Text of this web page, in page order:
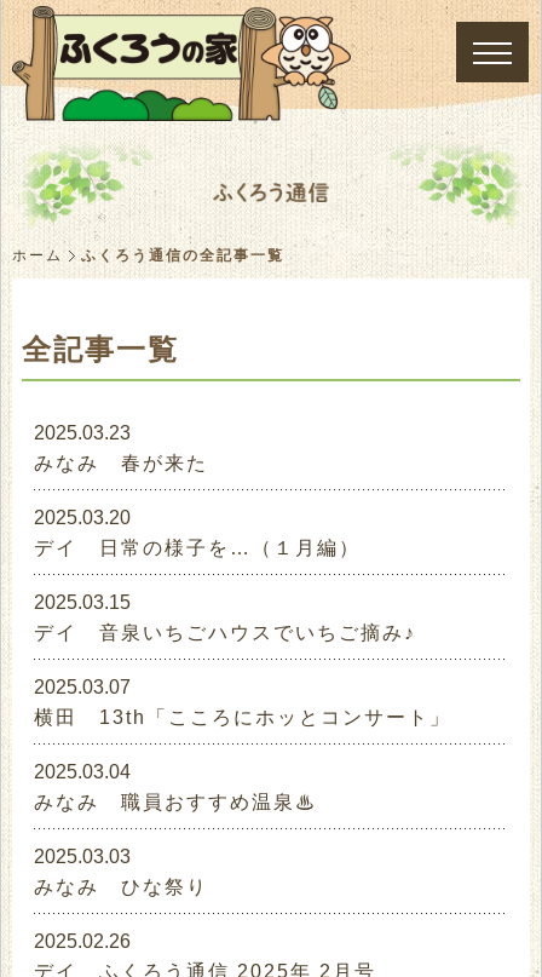
ホーム ふくろう通信の全記事一覧
全記事一覧
2025.03.23
みなみ 春が来た
2025.03.20
デイ 日常の様子を…（１月編）
2025.03.15
デイ 音泉いちごハウスでいちご摘み♪
2025.03.07
横田 13th「こころにホッとコンサート」
2025.03.04
みなみ 職員おすすめ温泉♨
2025.03.03
みなみ ひな祭り
2025.02.26
デイ ふくろう通信 2025年 2月号